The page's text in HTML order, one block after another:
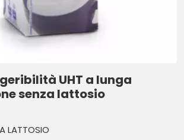
UHT a lunga
senza lattosio
LATTOSIO